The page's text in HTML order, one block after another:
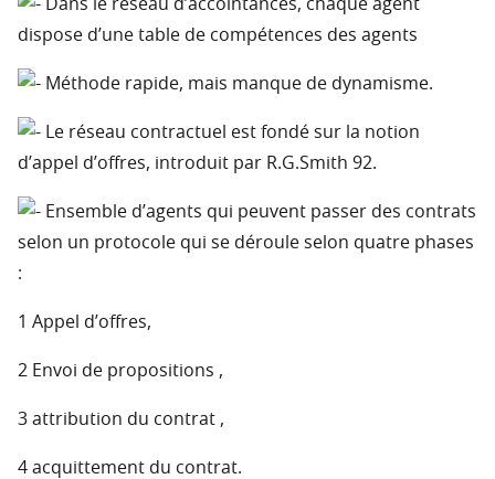
Dans le réseau d’accointances, chaque agent
dispose d’une table de compétences des agents
Méthode rapide, mais manque de dynamisme.
Le réseau contractuel est fondé sur la notion
d’appel d’offres, introduit par R.G.Smith 92.
Ensemble d’agents qui peuvent passer des contrats
selon un protocole qui se déroule selon quatre phases
:
1 Appel d’offres,
2 Envoi de propositions ,
3 attribution du contrat ,
4 acquittement du contrat.